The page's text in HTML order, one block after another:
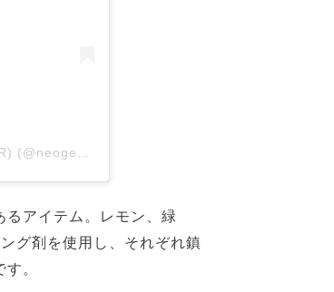
アイテム。レモン、緑
グ剤を使用し、それぞれ鎮
。